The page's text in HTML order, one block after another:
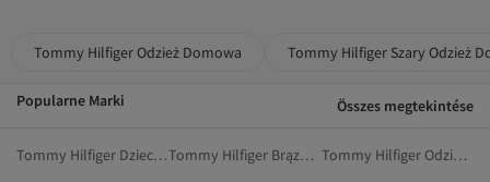
Tommy Hilfiger Odzież Domowa Tommy Hilfiger Szary Odzież
Popularne Marki Összes megtekintése
Tommy Hilfiger Dzieci Odzież Tommy Hilfiger Brązowy Odzież
Tommy Hilfiger Odzież Sportowa